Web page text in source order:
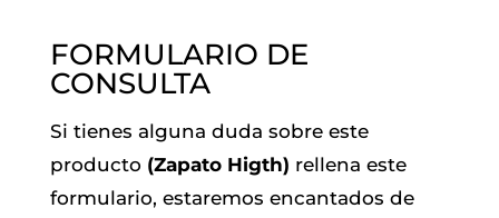
FORMULARIO DE
CONSULTA
Si tienes alguna duda sobre este
producto (Zapato Higth) rellena este
formulario, estaremos encantados de